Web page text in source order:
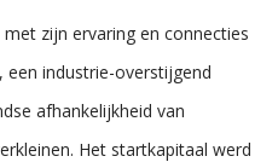
zijn ervaring en connecties
een industrie-overstijgend
afhankelijkheid van
Het startkapitaal werd